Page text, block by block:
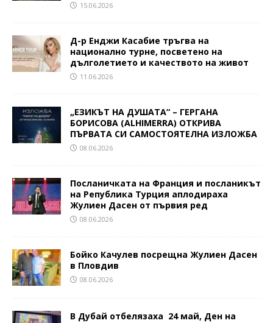
15.06.2026
Д-р Енджи Касабие тръгва на
национално турне, посветено на
дълголетието и качеството на живот
11.06.2026
„ЕЗИКЪТ НА ДУШАТА“ – ГЕРГАНА
БОРИСОВА (ALHIMERRA) ОТКРИВА
ПЪРВАТА СИ САМОСТОЯТЕЛНА ИЗЛОЖБА
08.06.2026
Посланичката на Франция и посланикът
на Република Турция аплодираха
Жулиен Дасен от първия ред
08.06.2026
Бойко Качулев посрещна Жулиен Дасен
в Пловдив
08.06.2026
В Дубай отбелязаха 24 май, Ден на